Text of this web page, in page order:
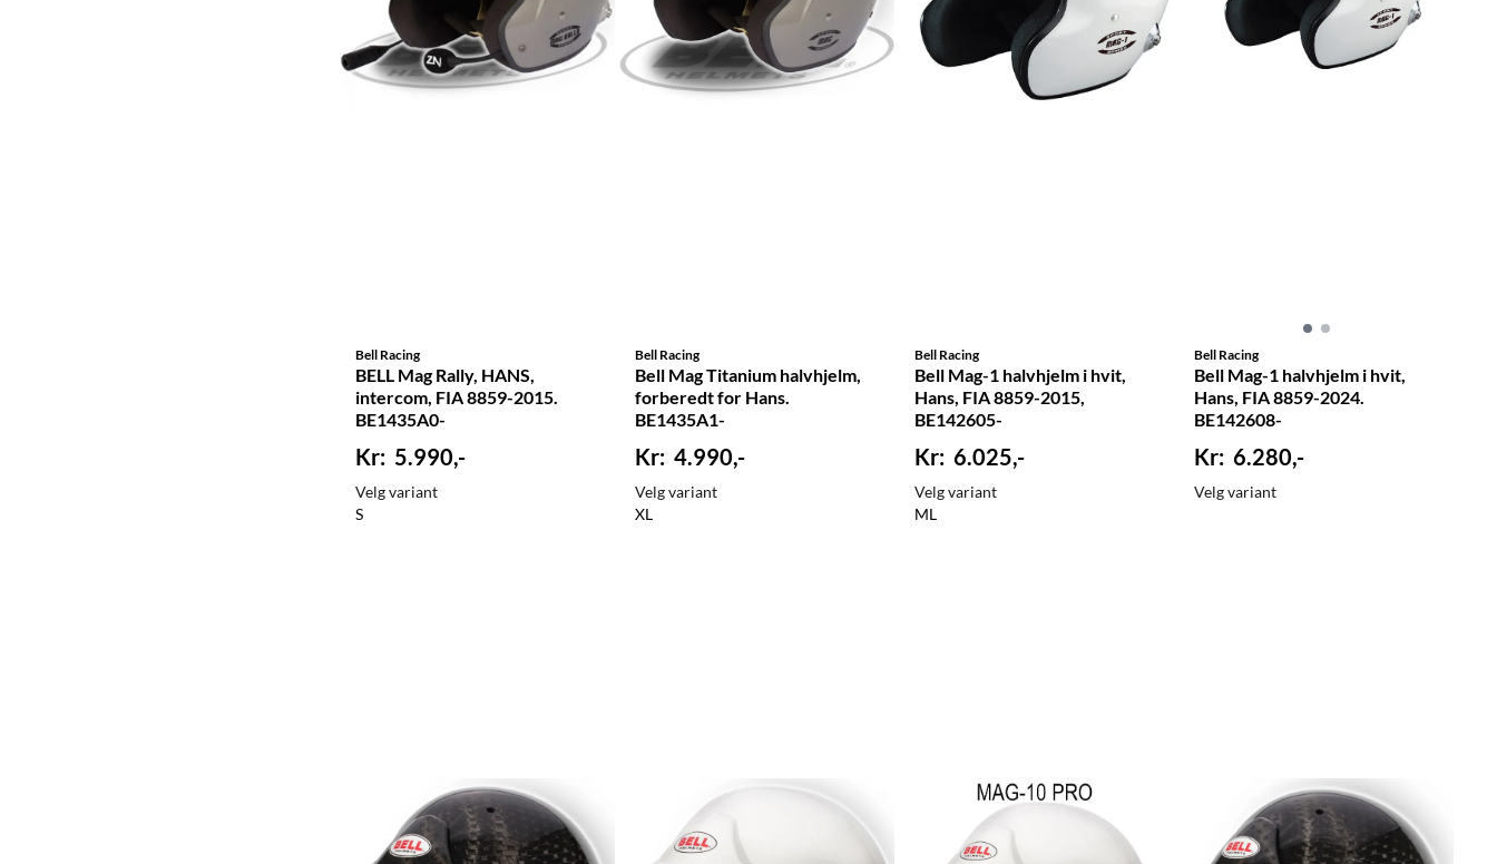
Bell Racing
BELL Mag Rally, HANS,
intercom, FIA 8859-2015.
BE1435A0-
5.990,-
Velg variant
S
Bell Racing
Bell Mag Titanium halvhjelm,
forberedt for Hans.
BE1435A1-
4.990,-
Velg variant
XL
Bell Racing
Bell Mag-1 halvhjelm i hvit,
Hans, FIA 8859-2015,
BE142605-
6.025,-
Velg variant
ML
Bell Racing
Bell Mag-1 halvhjelm i hvit,
Hans, FIA 8859-2024.
BE142608-
6.280,-
Velg variant